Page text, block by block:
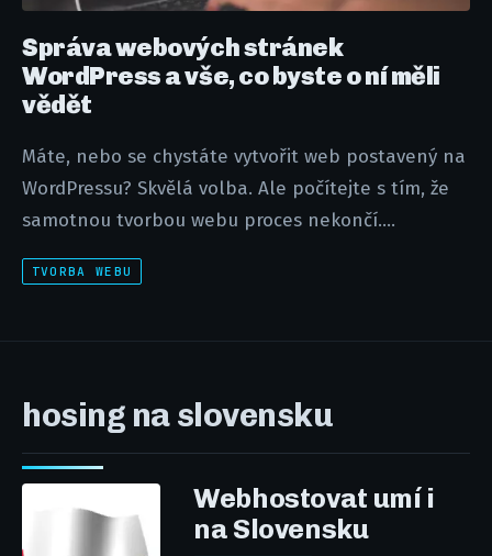
Správa webových stránek
WordPress a vše, co byste o ní měli
vědět
Máte, nebo se chystáte vytvořit web postavený na
WordPressu? Skvělá volba. Ale počítejte s tím, že
samotnou tvorbou webu proces nekončí....
TVORBA WEBU
hosing na slovensku
Webhostovat umí i
na Slovensku